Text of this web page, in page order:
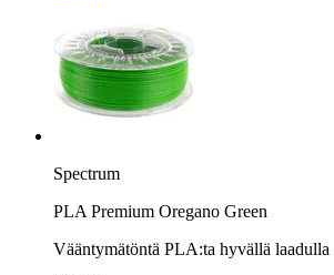
Spectrum
PLA Premium Oregano Green
Vääntymätöntä PLA:ta hyvällä laadulla